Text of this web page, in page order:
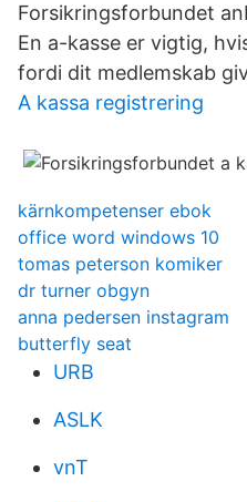
Forsikringsforbundet
En a-kasse er vigtig,
fordi dit medlemskab
A kassa registrering
kärnkompetenser ebok
office word windows 10
tomas peterson komiker
dr turner obgyn
anna pedersen instagram
butterfly seat
URB
ASLK
vnT